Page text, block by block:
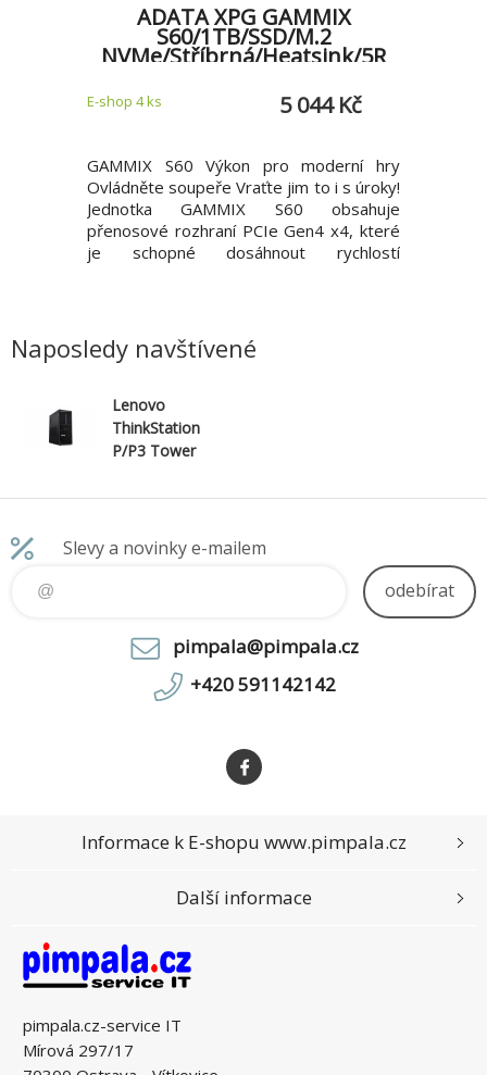
Flash
ADATA XPG GAMMIX
S60/1TB/SSD/M.2
NVMe/Stříbrná/Heatsink/5R
E-shop 4 ks 5 044 Kč
GAMMIX S60 Výkon pro moderní hry
Ovládněte soupeře Vraťte jim to i s úroky!
Jednotka GAMMIX S60 obsahuje
přenosové rozhraní PCIe Gen4 x4, které
je schopné dosáhnout rychlostí
nejnovější e-sportové platformy. Je
dvojnás
Naposledy navštívené
Lenovo
ThinkStation
P/P3 Tower
2/Tower/U7-
B/Intel
int/W11P/3RO
Slevy a novinky e-mailem
odebírat
pimpala@pimpala.cz
+420 591142142
pimpala.cz-service IT
Mírová 297/17
Informace k E-shopu www.pimpala.cz
Další informace